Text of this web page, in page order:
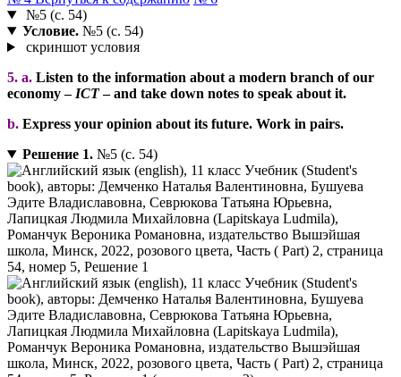
№5 (с. 54)
Условие.№5 (с. 54)
скриншот условия
5. a. Listen to the information about a modern branch of our
economy – ICT– and take down notes to speak about it.
b. Express your opinion about its future. Work in pairs.
Решение 1.№5 (с. 54)